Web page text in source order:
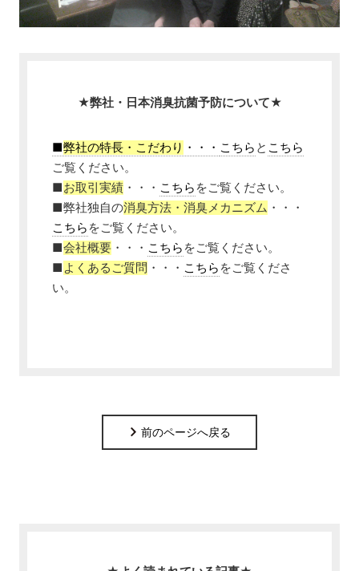
★弊社・日本消臭抗菌予防について★
■弊社の特長・こだわり ・・・ こちら と こちら
ご覧ください。
■お取引実績 ・・・ こちら をご覧ください。
■弊社独自の消臭方法・消臭メカニズム ・・・
こちら をご覧ください。
■会社概要 ・・・ こちら をご覧ください。
■ よくあるご質問 ・・・ こちら をご覧くださ
い。
前のページへ戻る